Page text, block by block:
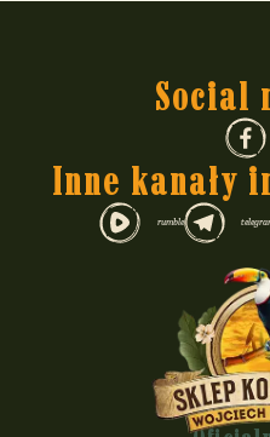
Social
Inne kanały
rumble